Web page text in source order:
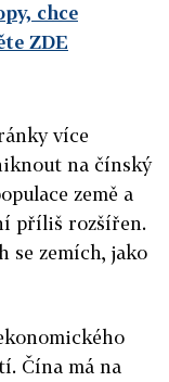
chce
ZDE
více
na čínský
země a
příliš rozšířen.
se zemích, jako
Čína má na